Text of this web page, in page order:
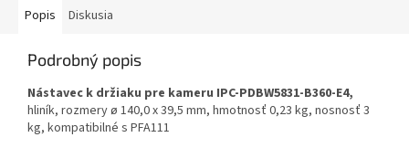
Popis Diskusia
Podrobný popis
Nástavec k držiaku pre kameru IPC-PDBW5831-B360-E4,
hliník, rozmery ø 140,0 x 39,5 mm, hmotnosť 0,23 kg, nosnosť 3
kg, kompatibilné s PFA111